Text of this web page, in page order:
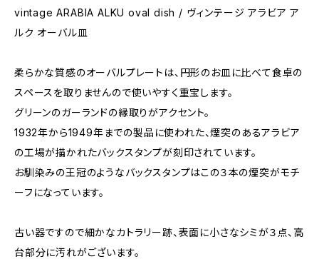
vintage ARABIA ALKU oval dish / ヴィンテージ アラビア ア
ルク オーバル皿
柔らかな質感のオーバルプレートは、円形のお皿に比べて食卓の
スペースを取りませんので使いやすく重宝します。
グリーンのガーランドの縁取りがアクセント。
1932年から1949年までの製品に使われた、煙突のあるアラビア
の工場が描かれたバックスタンプが刻印されています。
お馴染みの王冠のようなバックスタンプはこの３本の煙突がモチ
ーフになっています。
古い器ですので細かなカトラリー跡、表面に小さなシミが３点、高
台部分に汚れがございます。